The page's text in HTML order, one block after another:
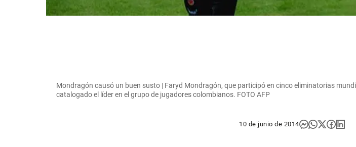
Mondragón causó un buen susto | Faryd Mondragón, que participó en cinco eliminatorias
catalogado el líder en el grupo de jugadores colombianos. FOTO AFP
10 de junio de 2014